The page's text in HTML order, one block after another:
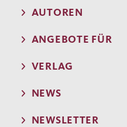
AUTOREN
ANGEBOTE FÜR
VERLAG
NEWS
NEWSLETTER